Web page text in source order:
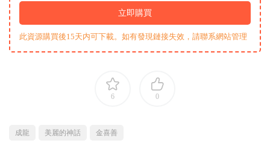
立即購買
此資源購買後15天内可下載。如有發現鏈接失效，請聯系網站管理
6 0
成龍 美麗的神話 金喜善